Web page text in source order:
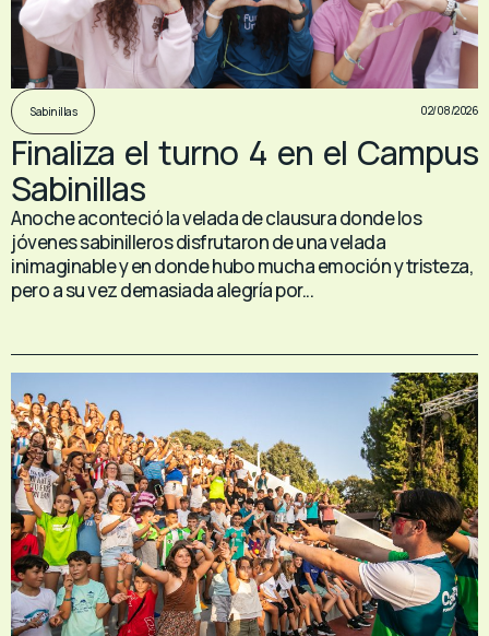
Sabinillas 02/08/2026
Finaliza el turno 4 en el Campus
Sabinillas
Anoche aconteció la velada de clausura donde los
jóvenes sabinilleros disfrutaron de una velada
inimaginable y en donde hubo mucha emoción y tristeza,
pero a su vez demasiada alegría por...